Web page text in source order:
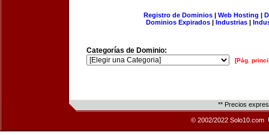
Registro de Dominios| Web Hosting |
Dominios Expirados | Industrias |
Categorías de Dominio:
[Pág.
** Precios
© 2002/2022 Solo10.com